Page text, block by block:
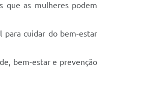
que as mulheres podem
para cuidar do bem-estar
bem-estar e prevenção